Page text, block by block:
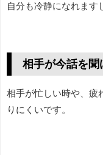
自分も冷静になれます
相手が今話を聞
相手が忙しい時や、疲
りにくいです。